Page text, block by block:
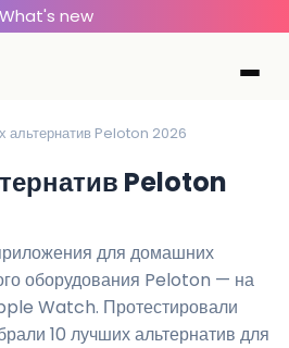
What's new
альтернатив Peloton 2026
Peloton
для домашних
оборудования Peloton — на
Watch. Протестировали
10 лучших альтернатив для